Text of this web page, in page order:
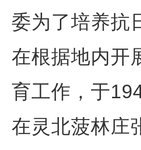
委为了培养抗
在根据地内开
育工作，于
在灵北菠林庄